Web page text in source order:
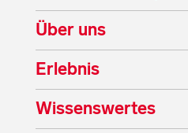
Über uns
Erlebnis
Wissenswertes